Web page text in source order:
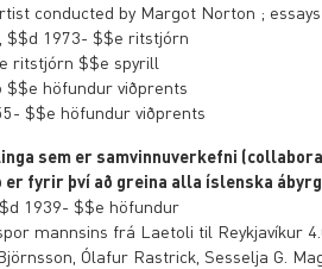
conducted by Margot Norton ;
$$d 1973- $$e ritstjórn
ritstjórn $$e spyrill
$$e höfundur viðprents
$$e höfundur viðprents
sem er samvinnuverkefni
er fyrir því að greina alla íslenska
1939- $$e höfundur
mannsins frá Laetoli til Reykjavíkur
Ólafur Rastrick, Sesselja G.